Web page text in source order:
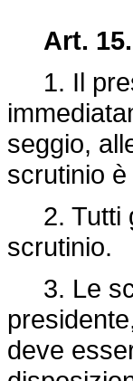
Art. 15.
1. Il
seggio,
scrutinio
2. Tutti
scrutinio.
3. Le
deve